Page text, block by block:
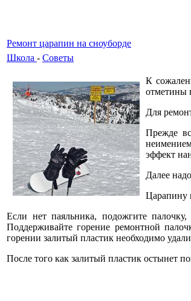
Ремонт царапин на сноуборде
Школа - Советы
К
отметины
Для
Прежде
эффект
Далее
Царапину
Если нет паяльника, подожгите
Поддерживайте горение ремонтной
горении залитый пластик необходимо
После того как залитый пластик остынет